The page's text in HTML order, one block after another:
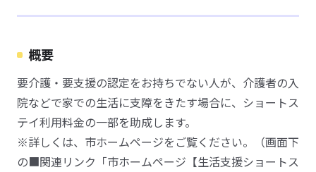
概要
要介護・要支援の認定をお持ちでない人が、介護者の入
院などで家での生活に支障をきたす場合に、ショートス
テイ利用料金の一部を助成します。
※詳しくは、市ホームページをご覧ください。（画面下
の■関連リンク「市ホームページ【生活支援ショートス